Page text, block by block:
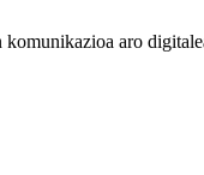
aro